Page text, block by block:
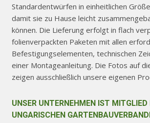
Standardentwürfen in einheitlichen
damit sie zu Hause leicht
können. Die Lieferung erfolgt in flach
folienverpackten Paketen mit allen
Befestigungselementen, technischen
einer Montageanleitung. Die Fotos auf
zeigen ausschließlich unsere eigenen
UNSER UNTERNEHMEN IST MITGLIED
UNGARISCHEN